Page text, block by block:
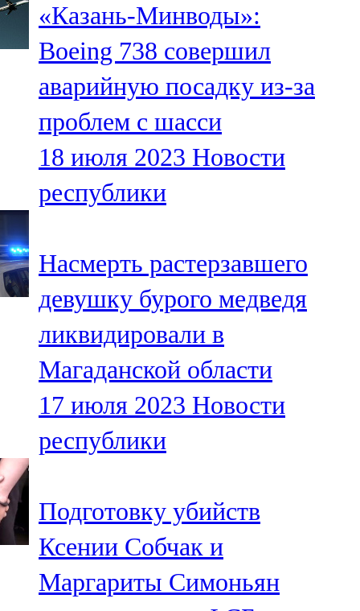
Түбән Кама
102,6 FM
Чирмешән
107,7 FM
Чистай
103,0 FM
91,0 FM
Шәмәрдән
102,3 FM
Яңа чишмә
107,0 FM
Яр Чаллы
«Казань-Минводы»:
Boeing 738 совершил
аварийную посадку из-за
проблем с шасси
18 июля 2023 Новости
республики
Насмерть растерзавшего
девушку бурого медведя
ликвидировали в
Магаданской области
17 июля 2023 Новости
республики
Подготовку убийств
Ксении Собчак и
Маргариты Симоньян